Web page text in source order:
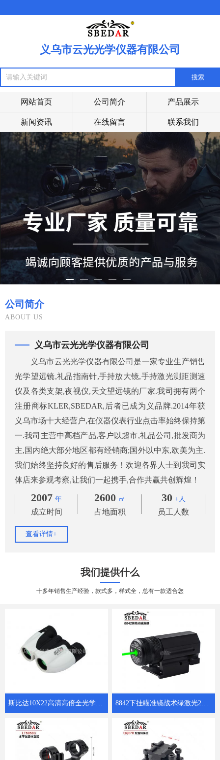
义乌市云光光学仪器有限公司
网站首页 公司简介 产品展示
新闻资讯 在线留言 联系我们
公司简介
ABOUT US
义乌市云光光学仪器有限公司
义乌市云光光学仪器有限公司是一家专业生产销售
光学望远镜,礼品指南针,手持放大镜,手持激光测距测速
仪及各类支架,夜视仪,天文望远镜的厂家.我司拥有两个
注册商标KLER,SBEDAR,后者已成为义品牌.2014年获
义乌市场十大经营户,在仪器仪表行业点击率始终保持第
一.我司主营中高档产品,客户以超市,礼品公司,批发商为
主,国内绝大部分地区都有经销商;国外以中东,欧美为主.
我们始终坚持良好的售后服务！欢迎各界人士到我司实
体店来参观考察,让我们一起携手,合作共赢共创辉煌！
2007 年
成立时间
2600 ㎡
占地面积
30 +人
员工人数
查看详情+
我们提供什么
十多年销售生产经验，款式多，样式全，总有一款适合您
斯比达10X22高清高倍全光学K4镜片微光夜视瓷白小保罗 8842下挂瞄准镜战术绿激光20mm卡槽绿激光瞄准器